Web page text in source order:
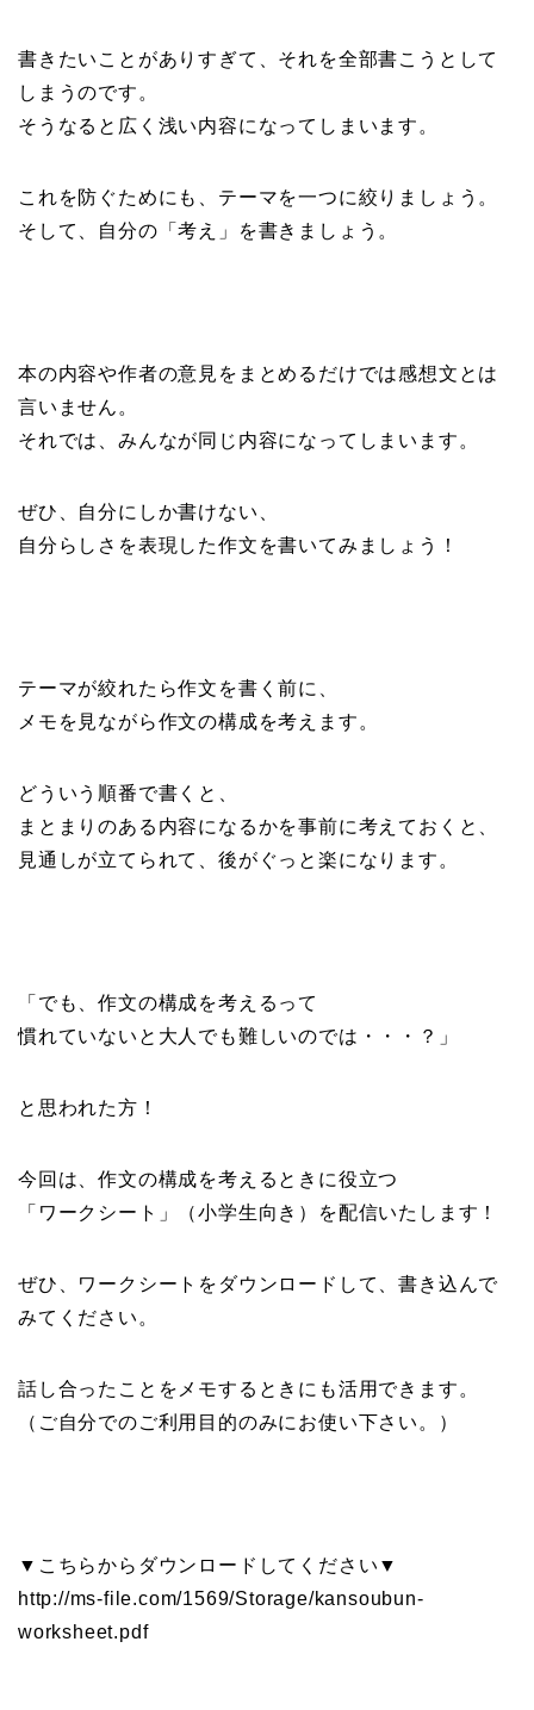
書きたいことがありすぎて、それを全部書こうとして
しまうのです。
そうなると広く浅い内容になってしまいます。
これを防ぐためにも、テーマを一つに絞りましょう。
そして、自分の「考え」を書きましょう。
本の内容や作者の意見をまとめるだけでは感想文とは
言いません。
それでは、みんなが同じ内容になってしまいます。
ぜひ、自分にしか書けない、
自分らしさを表現した作文を書いてみましょう！
テーマが絞れたら作文を書く前に、
メモを見ながら作文の構成を考えます。
どういう順番で書くと、
まとまりのある内容になるかを事前に考えておくと、
見通しが立てられて、後がぐっと楽になります。
「でも、作文の構成を考えるって
慣れていないと大人でも難しいのでは・・・？」
と思われた方！
今回は、作文の構成を考えるときに役立つ
「ワークシート」（小学生向き）を配信いたします！
ぜひ、ワークシートをダウンロードして、書き込んで
みてください。
話し合ったことをメモするときにも活用できます。
（ご自分でのご利用目的のみにお使い下さい。）
▼こちらからダウンロードしてください▼
http://ms-file.com/1569/Storage/kansoubun-
worksheet.pdf